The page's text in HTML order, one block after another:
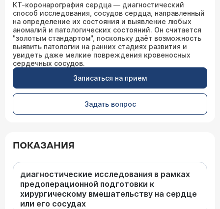
КТ-коронарография сердца — диагностический
способ исследования, сосудов сердца, направленный
на определение их состояния и выявление любых
аномалий и патологических состояний. Он считается
"золотым стандартом", поскольку даёт возможность
выявить патологии на ранних стадиях развития и
увидеть даже мелкие повреждения кровеносных
сердечных сосудов.
Записаться на прием
Задать вопрос
ПОКАЗАНИЯ
диагностические исследования в рамках
предоперационной подготовки к
хирургическому вмешательству на сердце
или его сосудах